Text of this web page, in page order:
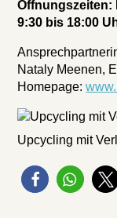
Öffnungszeiten:
9:30 bis 18:00
Nataly Meenen,
Homepage:
Upcycling mit